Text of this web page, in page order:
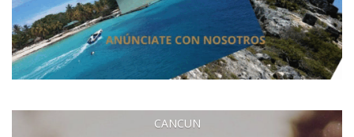
CANCUN